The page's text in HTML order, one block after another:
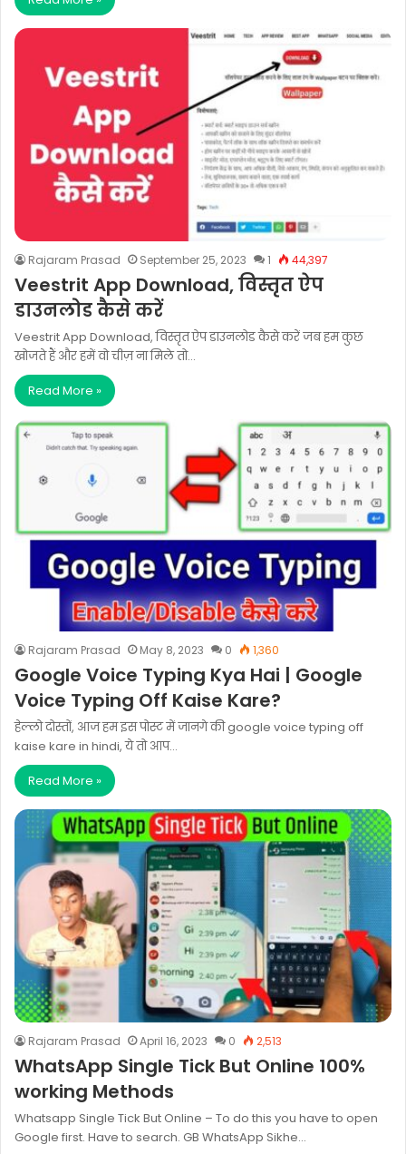
Rajaram Prasad September 25, 2023 1 44,397
Veestrit App Download, विस्तृत ऐप
डाउनलोड कैसे करें
Veestrit App Download, विस्तृत ऐप डाउनलोड कैसे करें जब हम कुछ
खोजते हैं और हमें वो चीज़ ना मिले तो…
Read More »
Rajaram Prasad May 8, 2023 0 1,360
Google Voice Typing Kya Hai | Google
Voice Typing Off Kaise Kare?
हेल्लो दोस्तों, आज हम इस पोस्ट में जानगे की google voice typing off
kaise kare in hindi, ये तो आप…
Read More »
Rajaram Prasad April 16, 2023 0 2,513
WhatsApp Single Tick But Online 100%
working Methods
Whatsapp Single Tick But Online – To do this you have to open
Google first. Have to search. GB WhatsApp Sikhe…